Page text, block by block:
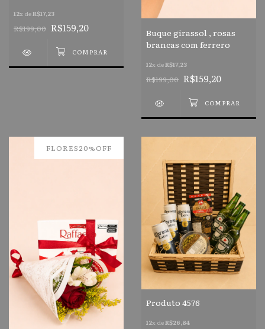
12x deR$17,23
R$199,00 R$159,20
Buque girassol , rosas
brancas com ferrero
12x deR$17,23
R$199,00 R$159,20
FLORES20%OFF
Produto 4576
12x deR$26,84